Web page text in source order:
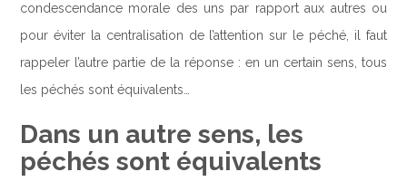
condescendance morale des uns par rapport aux autres ou
pour éviter la centralisation de l’attention sur le péché, il faut
rappeler l’autre partie de la réponse : en un certain sens, tous
les péchés sont équivalents…
Dans un autre sens, les
péchés sont équivalents